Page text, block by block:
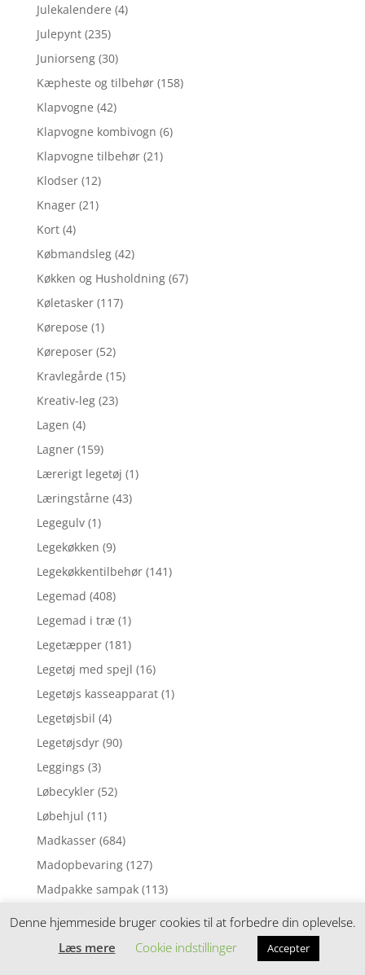
Julekalendere (4)
Julepynt (235)
Juniorseng (30)
Kæpheste og tilbehør (158)
Klapvogne (42)
Klapvogne kombivogn (6)
Klapvogne tilbehør (21)
Klodser (12)
Knager (21)
Kort (4)
Købmandsleg (42)
Køkken og Husholdning (67)
Køletasker (117)
Kørepose (1)
Køreposer (52)
Kravlegårde (15)
Kreativ-leg (23)
Lagen (4)
Lagner (159)
Lærerigt legetøj (1)
Læringstårne (43)
Legegulv (1)
Legekøkken (9)
Legekøkkentilbehør (141)
Legemad (408)
Legemad i træ (1)
Legetæpper (181)
Legetøj med spejl (16)
Legetøjs kasseapparat (1)
Legetøjsbil (4)
Legetøjsdyr (90)
Leggings (3)
Løbecykler (52)
Løbehjul (11)
Madkasser (684)
Madopbevaring (127)
Madpakke sampak (113)
Denne hjemmeside bruger cookies til at forbedre din oplevelse.
Læs mere
Cookie indstillinger Accepter